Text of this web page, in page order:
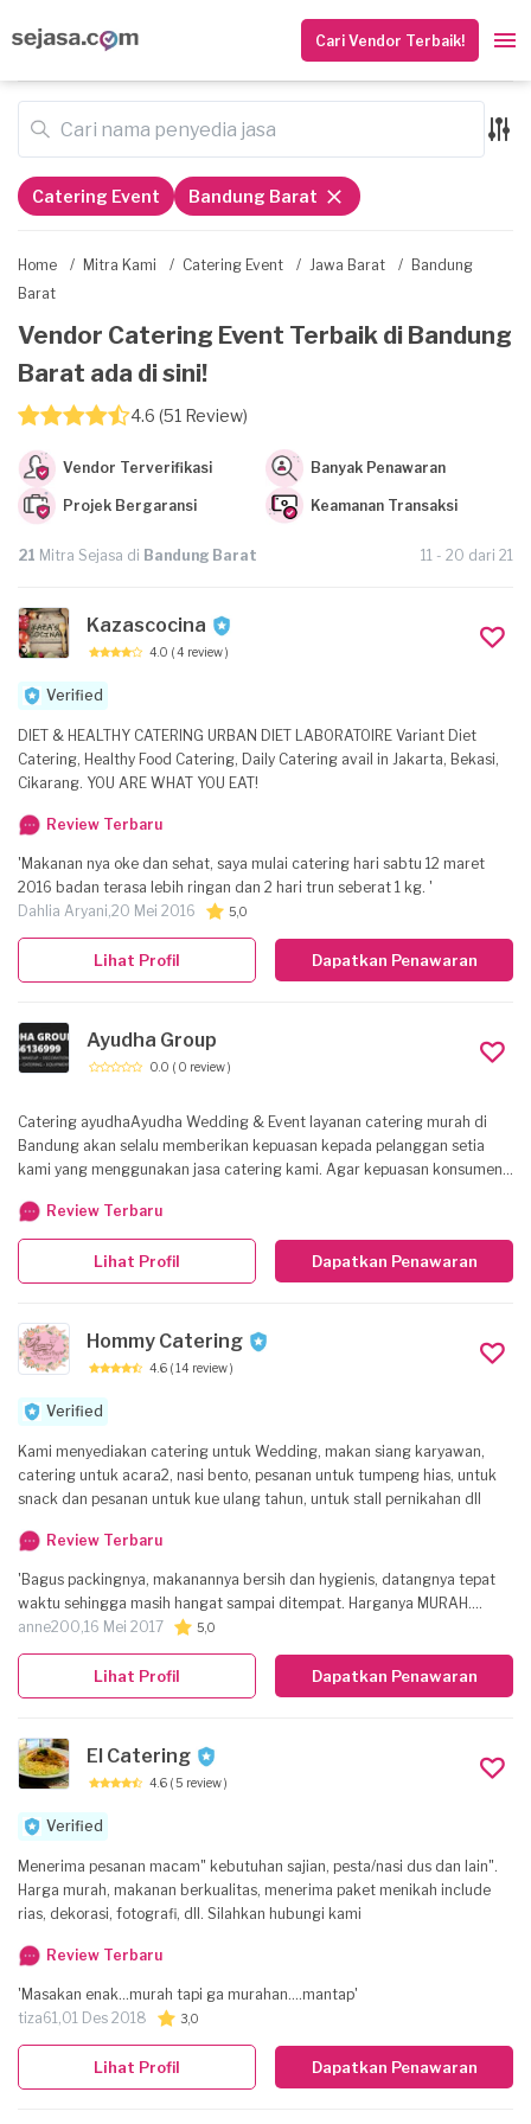
Cari Vendor Terbaik!
Home / Mitra Kami / Catering Event / Jawa Barat / Bandung
Barat
Vendor Catering Event Terbaik di Bandung
Barat ada di sini!
4.6 (51 Review)
Vendor Terverifikasi Banyak Penawaran
Projek Bergaransi Keamanan Transaksi
21 Mitra Sejasa di Bandung Barat 11 - 20 dari 21
Catering Event Bandung Barat
Kazascocina
4.0 ( 4 review )
Verified
DIET & HEALTHY CATERING URBAN DIET LABORATOIRE Variant Diet
Catering, Healthy Food Catering, Daily Catering avail in Jakarta, Bekasi,
Cikarang. YOU ARE WHAT YOU EAT!
Review Terbaru
'Makanan nya oke dan sehat, saya mulai catering hari sabtu 12 maret
2016 badan terasa lebih ringan dan 2 hari trun seberat 1 kg. '
Dahlia Aryani,20 Mei 2016 5,0
Dapatkan Penawaran
Lihat Profil
Ayudha Group
0.0 ( 0 review )
Catering ayudhaAyudha Wedding & Event layanan catering murah di
Bandung akan selalu memberikan kepuasan kepada pelanggan setia
kami yang menggunakan jasa catering kami. Agar kepuasan konsumen
cara kami memuaskan pelanggan.
Review Terbaru
Dapatkan Penawaran
Lihat Profil
Hommy Catering
4.6 ( 14 review )
Verified
Kami menyediakan catering untuk Wedding, makan siang karyawan,
catering untuk acara2, nasi bento, pesanan untuk tumpeng hias, untuk
snack dan pesanan untuk kue ulang tahun, untuk stall pernikahan dll
Review Terbaru
'Bagus packingnya, makanannya bersih dan hygienis, datangnya tepat
waktu sehingga masih hangat sampai ditempat. Harganya MURAH.
Recommended bangets....'
anne200,16 Mei 2017 5,0
Dapatkan Penawaran
Lihat Profil
El Catering
4.6 ( 5 review )
Verified
Menerima pesanan macam" kebutuhan sajian, pesta/nasi dus dan lain".
Harga murah, makanan berkualitas, menerima paket menikah include
rias, dekorasi, fotografi, dll. Silahkan hubungi kami
Review Terbaru
'Masakan enak...murah tapi ga murahan....mantap'
tiza61,01 Des 2018 3,0
Dapatkan Penawaran
Lihat Profil